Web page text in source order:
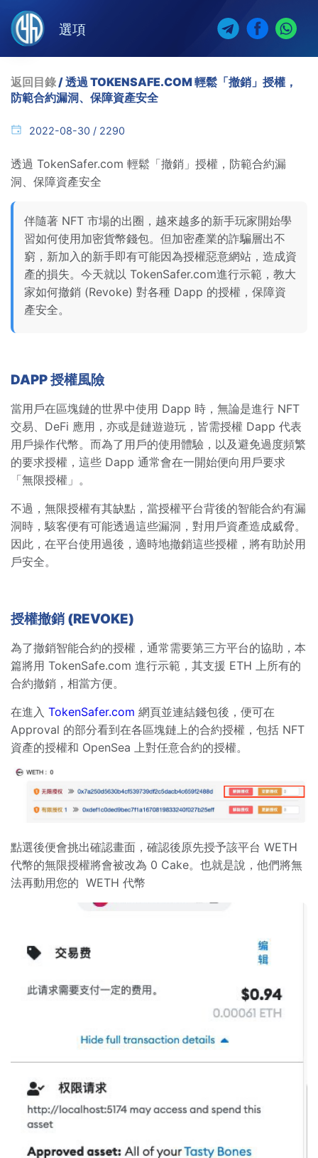
選項
返回目錄/ 透過 TOKENSAFE.COM 輕鬆「撤銷」授權，
防範合約漏洞、保障資產安全
2022-08-30 / 2290
透過 TokenSafer.com 輕鬆「撤銷」授權，防範合約漏
洞、保障資產安全
伴隨著 NFT 市場的出圈，越來越多的新手玩家開始學
習如何使用加密貨幣錢包。但加密產業的詐騙層出不
窮，新加入的新手即有可能因為授權惡意網站，造成資
產的損失。今天就以 TokenSafer.com進行示範，教大
家如何撤銷 (Revoke) 對各種 Dapp 的授權，保障資
產安全。
DAPP 授權風險
當用戶在區塊鏈的世界中使用 Dapp 時，無論是進行 NFT
交易、DeFi 應用，亦或是鏈遊遊玩，皆需授權 Dapp 代表
用戶操作代幣。而為了用戶的使用體驗，以及避免過度頻繁
的要求授權，這些 Dapp 通常會在一開始便向用戶要求
「無限授權」。
不過，無限授權有其缺點，當授權平台背後的智能合約有漏
洞時，駭客便有可能透過這些漏洞，對用戶資產造成威脅。
因此，在平台使用過後，適時地撤銷這些授權，將有助於用
戶安全。
授權撤銷 (REVOKE)
為了撤銷智能合約的授權，通常需要第三方平台的協助，本
篇將用 TokenSafe.com 進行示範，其支援 ETH 上所有的
合約撤銷，相當方便。
在進入 TokenSafer.com 網頁並連結錢包後，便可在
Approval 的部分看到在各區塊鏈上的合約授權，包括 NFT
資產的授權和 OpenSea 上對任意合約的授權。
點選後便會挑出確認畫面，確認後原先授予該平台 WETH
代幣的無限授權將會被改為 0 Cake。也就是說，他們將無
法再動用您的 WETH 代幣